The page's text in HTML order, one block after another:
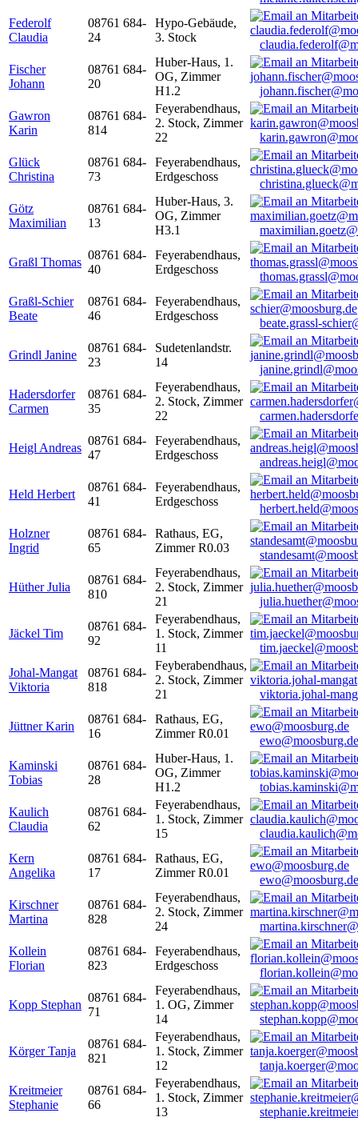
Federolf
Claudia
08761 684-
24
Hypo-Gebäude,
3. Stock
Fischer
Johann
08761 684-
20
Huber-Haus, 1.
OG, Zimmer
H1.2
Gawron
Karin
08761 684-
814
Feyerabendhaus,
2. Stock, Zimmer
22
Glück
Christina
08761 684-
73
Feyerabendhaus,
Erdgeschoss
Götz
Maximilian
08761 684-
13
Huber-Haus, 3.
OG, Zimmer
H3.1
Graßl Thomas
08761 684-
40
Feyerabendhaus,
Erdgeschoss
Graßl-Schier
Beate
08761 684-
46
Feyerabendhaus,
Erdgeschoss
beate.grassl-
Grindl Janine
08761 684-
23
Sudetenlandstr.
14
Hadersdorfer
Carmen
08761 684-
35
Feyerabendhaus,
2. Stock, Zimmer
22
Heigl Andreas
08761 684-
47
Feyerabendhaus,
Erdgeschoss
Held Herbert
08761 684-
41
Feyerabendhaus,
Erdgeschoss
Holzner
Ingrid
08761 684-
65
Rathaus, EG,
Zimmer R0.03
Hüther Julia
08761 684-
810
Feyerabendhaus,
2. Stock, Zimmer
21
Jäckel Tim
08761 684-
92
Feyerabendhaus,
1. Stock, Zimmer
11
Johal-Mangat
Viktoria
08761 684-
818
Feyberabendhaus,
2. Stock, Zimmer
21
viktoria.johal-
Jüttner Karin
08761 684-
16
Rathaus, EG,
Zimmer R0.01
ewo@moosburg.de
Kaminski
Tobias
08761 684-
28
Huber-Haus, 1.
OG, Zimmer
H1.2
Kaulich
Claudia
08761 684-
62
Feyerabendhaus,
1. Stock, Zimmer
15
Kern
Angelika
08761 684-
17
Rathaus, EG,
Zimmer R0.01
ewo@moosburg.de
Kirschner
Martina
08761 684-
828
Feyerabendhaus,
2. Stock, Zimmer
24
Kollein
Florian
08761 684-
823
Feyerabendhaus,
Erdgeschoss
Kopp Stephan
08761 684-
71
Feyerabendhaus,
1. OG, Zimmer
14
Körger Tanja
08761 684-
821
Feyerabendhaus,
1. Stock, Zimmer
12
Kreitmeier
Stephanie
08761 684-
66
Feyerabendhaus,
1. Stock, Zimmer
13